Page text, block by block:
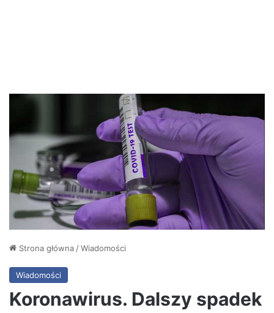
Strona główna /Wiadomości
Wiadomości
Koronawirus. Dalszy spadek